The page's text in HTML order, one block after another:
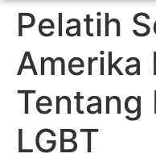
Pelatih
Amerika
Tentang
LGBT